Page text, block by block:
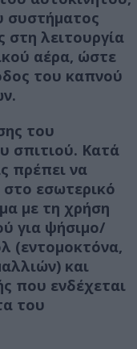
συστήματος
στη λειτουργία
αέρα, ώστε
του καπνού
του
σπιτιού. Κατά
πρέπει να
εσωτερικό
με τη χρήση
για ψήσιμο/
(εντομοκτόνα,
και
που ενδέχεται
του